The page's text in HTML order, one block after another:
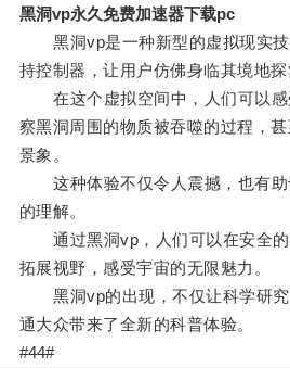
黑洞vp永久免费加速器下载pc
黑洞vp是一种新型的虚拟现实技
持控制器，让用户仿佛身临其境地探
在这个虚拟空间中，人们可以感
察黑洞周围的物质被吞噬的过程，
景象。
这种体验不仅令人震撼，也有助
的理解。
通过黑洞vp，人们可以在安全的
拓展视野，感受宇宙的无限魅力。
黑洞vp的出现，不仅让科学研究
通大众带来了全新的科普体验。
#44#